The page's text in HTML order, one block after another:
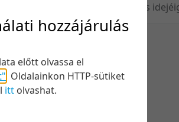
Feltöltés
hozzájárulás
előtt olvassa el
Oldalainkon HTTP-sütiket
itt olvashat.